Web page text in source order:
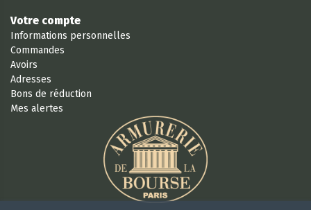
Votre compte
Informations personnelles
Commandes
Avoirs
Adresses
Bons de réduction
Mes alertes